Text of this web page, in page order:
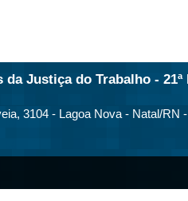
Justiça do Trabalho - 21ª
3104 - Lagoa Nova - Natal/RN